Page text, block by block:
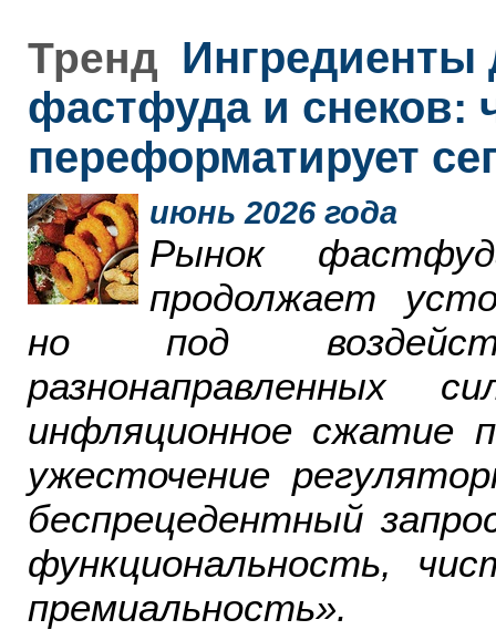
Тренд Ингредиенты
фастфуда и снеков:
переформатирует
июнь 2026 года
Рынок
продолжает
но под
инфляционное сжатие
ужесточение
беспрецедентный
функциональность,
премиальность».